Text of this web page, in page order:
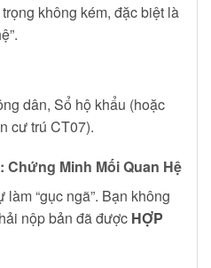
không kém, đặc biệt là
dân, Sổ hộ khẩu (hoặc
cư trú CT07).
Chứng Minh Mối Quan Hệ
“gục ngã”. Bạn không
nộp bản đã được HỢP